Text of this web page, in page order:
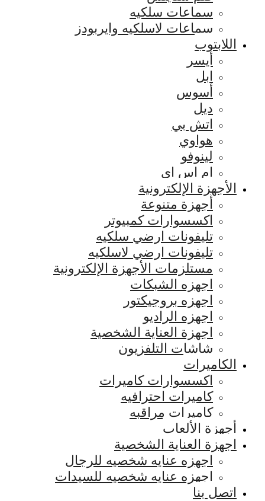
سماعات سلكيه
سماعات لاسلكيه وايربودز
اللابتوب
أيسر
ابل
أسوس
ديل
اتش بي
هواوي
لينوفو
ام اس اي
الأجهزة الإلكترونية
أجهزة متنوعة
اكسسوارات كمبيوتر
تليفونات ارضي سلكيه
تليفونات ارضي لاسلكيه
مستلزمات الأجهزة الإلكترونية
اجهزه الشبكات
اجهزه بروجيكتور
اجهزه الراديو
اجهزة العناية الشخصية
شاشات التلفزيون
الكاميرات
اكسسوارات كاميرات
كاميرات احترافيه
كاميرات مراقبه
أجهزة الألعاب
اجهزة العناية الشخصية
اجهزه عنايه شخصيه للرجال
اجهزه عنايه شخصيه للسيدات
اتصل بنا